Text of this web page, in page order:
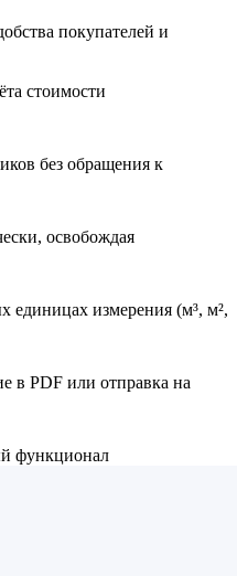
покупателей и
стоимости
без обращения к
освобождая
единицах измерения (м³, м²,
в PDF или отправка на
функционал